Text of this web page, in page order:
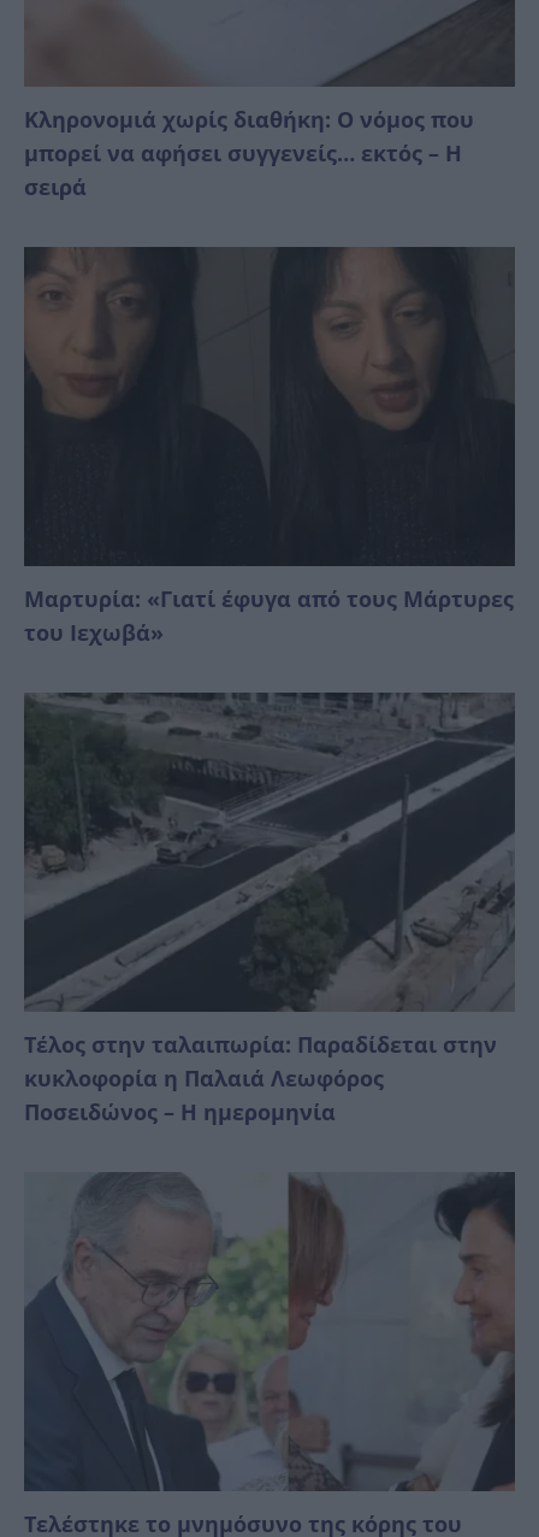
Κληρονομιά χωρίς διαθήκη: Ο νόμος που
μπορεί να αφήσει συγγενείς… εκτός – Η
σειρά
Μαρτυρία: «Γιατί έφυγα από τους Μάρτυρες
του Ιεχωβά»
Τέλος στην ταλαιπωρία: Παραδίδεται στην
κυκλοφορία η Παλαιά Λεωφόρος
Ποσειδώνος – Η ημερομηνία
Τελέστηκε το μνημόσυνο της κόρης του